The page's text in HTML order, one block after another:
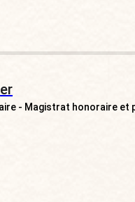
- Magistrat honoraire et